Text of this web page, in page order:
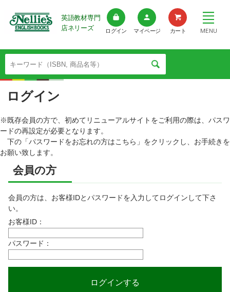
英語教材専門
店ネリーズ
ログイン マイページ カート MENU
ログイン
※既存会員の方で、初めてリニューアルサイトをご利用の際は、パスワ
ードの再設定が必要となります。
下の「パスワードをお忘れの方はこちら」をクリックし、お手続きを
お願い致します。
会員の方
会員の方は、お客様IDとパスワードを入力してログインして下さ
い。
お客様ID：
パスワード：